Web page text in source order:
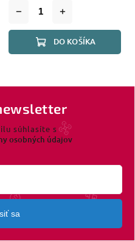
DO KOŠÍKA
súhlasíte s
osobných údajov
sa